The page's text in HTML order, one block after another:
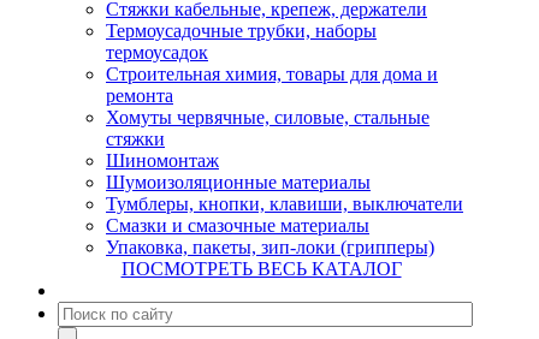
Стяжки кабельные, крепеж, держатели
Термоусадочные трубки, наборы
термоусадок
Строительная химия, товары для дома и
ремонта
Хомуты червячные, силовые, стальные
стяжки
Шиномонтаж
Шумоизоляционные материалы
Тумблеры, кнопки, клавиши, выключатели
Смазки и смазочные материалы
Упаковка, пакеты, зип-локи (грипперы)
ПОСМОТРЕТЬ ВЕСЬ КАТАЛОГ